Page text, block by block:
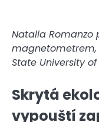
Natalia Romanzo
magnetometrem,
State University of
Skrytá
vypouští